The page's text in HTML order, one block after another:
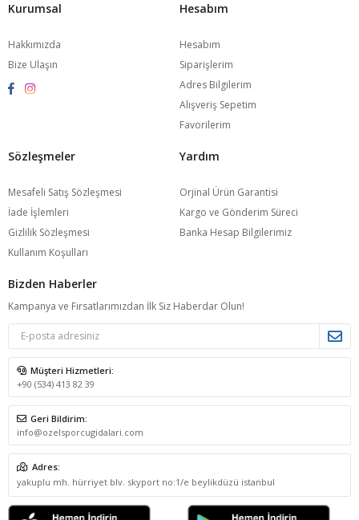
Kurumsal
Hakkımızda
Bize Ulaşın
Hesabım
Hesabım
Siparişlerim
Adres Bilgilerim
Alışveriş Sepetim
Favorilerim
Sözleşmeler
Mesafeli Satış Sözleşmesi
İade İşlemleri
Gizlilik Sözleşmesi
Kullanım Koşulları
Yardım
Orjinal Ürün Garantisi
Kargo ve Gönderim Süreci
Banka Hesap Bilgilerimiz
Bizden Haberler
Kampanya ve Fırsatlarımızdan İlk Siz Haberdar Olun!
Müşteri Hizmetleri:
+90 (534) 413 82 39
Geri Bildirim:
info@ozelsporcugidalari.com
Adres:
yakuplu mh. hürriyet blv. skyport no:1/e beylikdüzü istanbul